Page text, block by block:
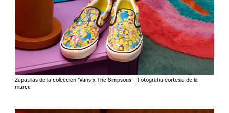
Zapatillas de la colección ‘Vans x The Simpsons’ | Fotografía cortesía de la
marca